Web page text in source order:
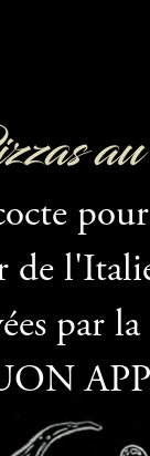
de
par